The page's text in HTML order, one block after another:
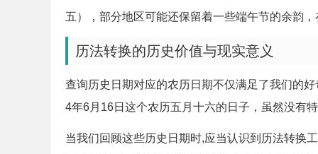
五），部分地区可能还保留着一些端午节的余韵
历法转换的历史价值与现实意义
查询历史日期对应的农历日期不仅满足了我们的
4年6月16日这个农历五月十六的日子，虽然没有
当我们回顾这些历史日期时,应当认识到历法转换